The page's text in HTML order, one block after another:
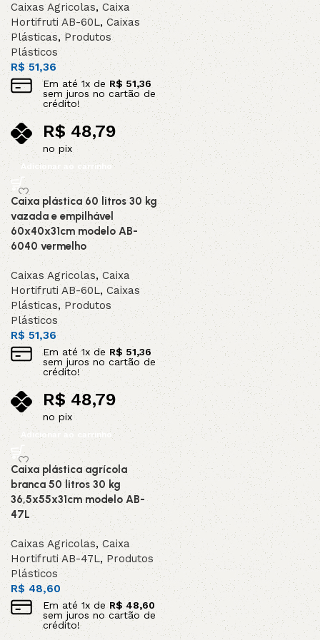
Caixas Agricolas, Caixa
Hortifruti AB-60L, Caixas
Plásticas, Produtos
Plásticos
R$51,36
Em até 1x de R$ 51,36
sem juros no cartão de
crédito!
R$48,79
no pix
Adicionar ao carrinho
Caixa plástica 60 litros 30 kg
vazada e empilhável
60x40x31cm modelo AB-
6040 vermelho
Caixas Agricolas,Caixa
Hortifruti AB-60L, Caixas
Plásticas, Produtos
Plásticos
R$51,36
Em até1x de R$ 51,36
sem juros no cartão de
crédito!
R$48,79
no pix
Adicionar ao carrinho
Caixa plástica agrícola
branca 50 litros 30 kg
36,5x55x31cm modelo AB-
47L
Caixas Agricolas,Caixa
Hortifruti AB-47L, Produtos
Plásticos
R$ 48,60
Em até 1x de R$48,60
sem juros no cartão de
crédito!